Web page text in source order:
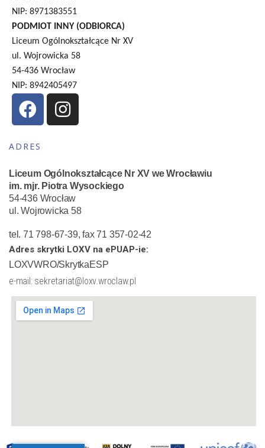
NIP: 8971383551
PODMIOT INNY (ODBIORCA)
Liceum Ogólnokształcące Nr XV
ul. Wojrowicka 58
54-436 Wrocław
NIP: 8942405497
ADRES
Liceum Ogólnokształcące Nr XV we Wrocławiu
im. mjr. Piotra Wysockiego
54-436 Wrocław
ul. Wojrowicka 58
tel. 71 798-67-39, fax 71 357-02-42
Adres skrytki LOXV na ePUAP-ie:
LOXVWRO/SkrytkaESP
e-mail: sekretariat@loxv.wroclaw.pl